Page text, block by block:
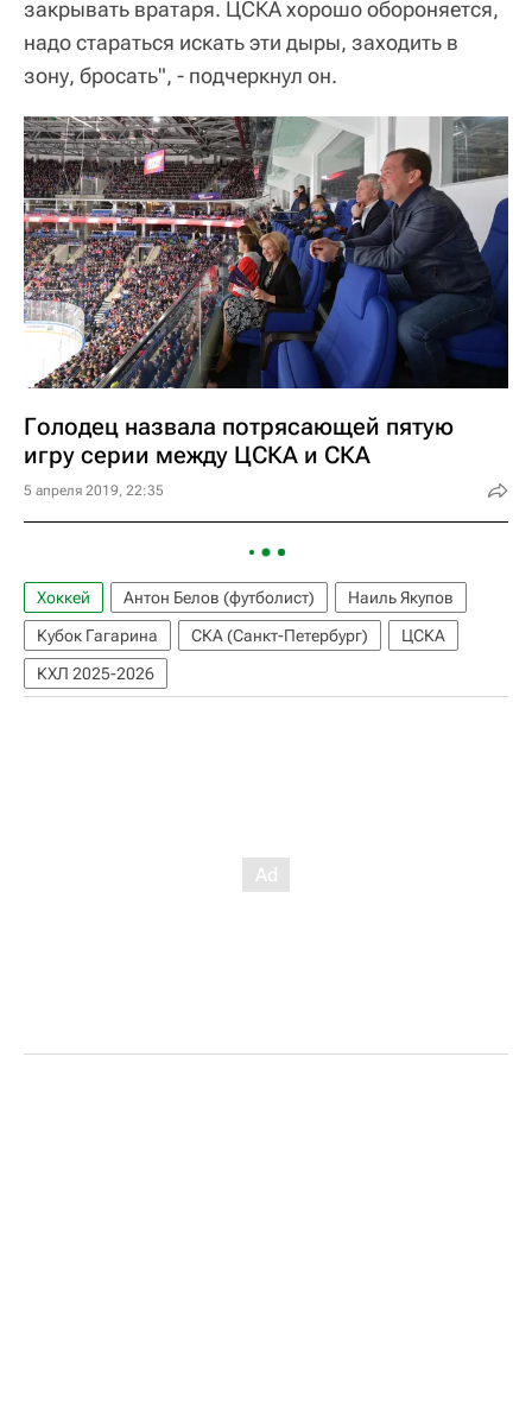
закрывать вратаря. ЦСКА хорошо обороняется,
надо стараться искать эти дыры, заходить в
зону, бросать", - подчеркнул он.
Голодец назвала потрясающей пятую
игру серии между ЦСКА и СКА
5 апреля 2019, 22:35
Хоккей Антон Белов (футболист)
Наиль Якупов
Кубок Гагарина
СКА (Санкт-Петербург)
ЦСКА
КХЛ 2025-2026